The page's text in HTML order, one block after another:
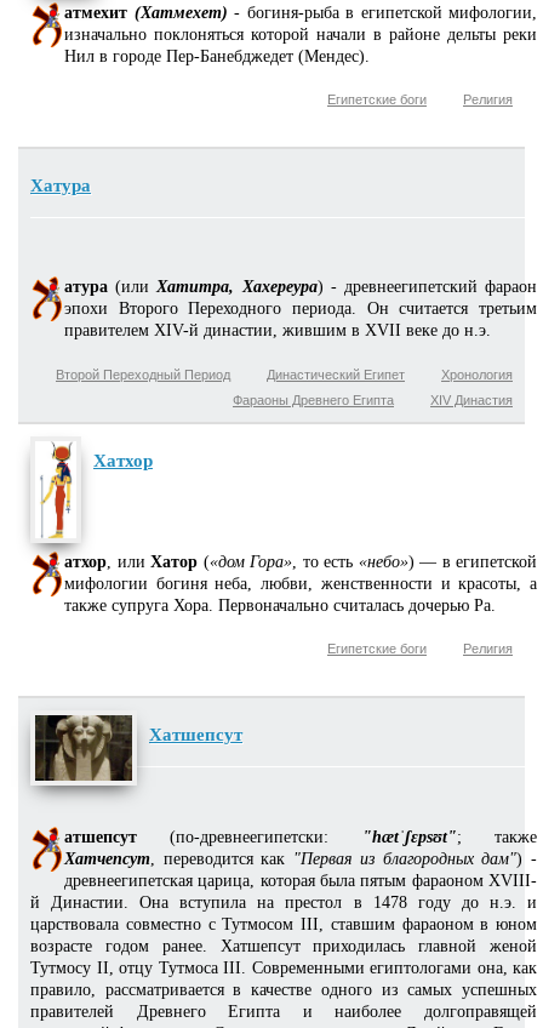
атмехит (Хатмехет) - богиня-рыба в египетской мифологии,
изначально поклоняться которой начали в районе дельты реки
Нил в городе Пер-Банебджедет (Мендес).
Религия
Египетские боги
Хатура
атура (илиХатитра, Хахереура) - древнеегипетский фараон
эпохи Второго Переходного периода. Он считается третьим
правителем XIV-й династии, жившим в XVII веке до н.э.
Хронология
Династический Египет
Второй Переходный Период
XIV Династия
Фараоны Древнего Египта
Хатхор
атхор, или Хатор («дом Гора», то есть «небо») — в египетской
мифологии богиня неба, любви, женственности и красоты, а
также супруга Хора. Первоначально считалась дочерью Ра.
Религия
Египетские боги
Хатшепсут
атшепсут (по-древнеегипетски: "hætˈʃɛpsʊt"; также
Хатчепсут , переводится как "Первая из благородных дам") -
древнеегипетская царица, которая была пятым фараоном XVIII-
й Династии. Она вступила на престол в 1478 году до н.э. и
царствовала совместно с Тутмосом III, ставшим фараоном в юном
возрасте годом ранее. Хатшепсут приходилась главной женой
Тутмосу II, отцу Тутмоса III. Современными египтологами она, как
правило, рассматривается в качестве одного из самых успешных
правителей Древнего Египта и наиболее долгоправящей